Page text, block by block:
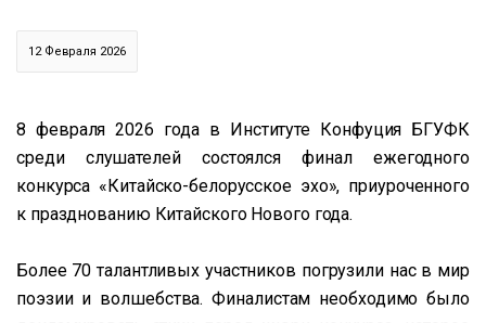
12 Февраля 2026
8 февраля 2026 года в Институте Конфуция БГУФК
среди слушателей состоялся финал ежегодного
конкурса «Китайско-белорусское эхо», приуроченного
к празднованию Китайского Нового года.
Более 70 талантливых участников погрузили нас в мир
поэзии и волшебства. Финалистам необходимо было